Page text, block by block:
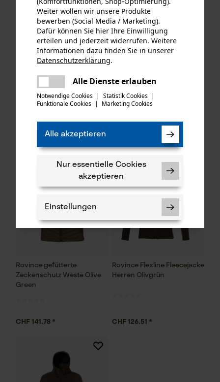
Rovince Gamasche
Zeckenschutz Ergoline
CHF 49.90 *
Zeckenschutz Shirt langarm
Bamboo Olive Green
Rovince gefütterte
Zeckenschutz Weste Olive
Green
CHF 141.78 *
Rovince Flexline Fleecejacke
Herren Olivgrün
CHF 126.51 *
Weiter wollen wir unsere Produkte
bewerben (Social Media / Marketing).
Dafür können Sie hier Ihre Einwilligung
erteilen und jederzeit widerrufen. Weitere
Informationen dazu finden Sie in unserer
Datenschutzerklärung.
Alle Dienste erlauben
Notwendige Cookies | Statistik Cookies |
Funktionale Cookies | Marketing Cookies
Alle akzeptieren
Nur essentielle Cookies
akzeptieren
Einstellungen
Notwendige Cookies
Prüfung setzen von Cookies
Datenverarbeitung
Es ist ein Fehler aufgetreten. Bitte
versuchen Sie es erneut.
mail